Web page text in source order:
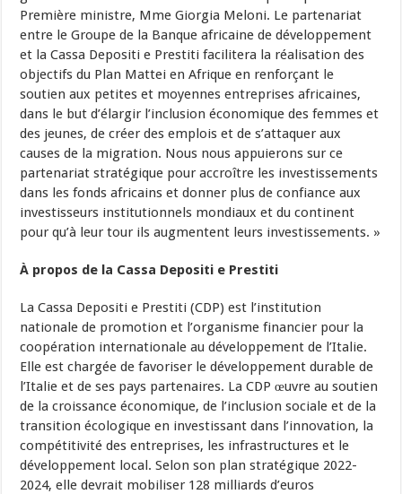
Première ministre, Mme Giorgia Meloni. Le partenariat
entre le Groupe de la Banque africaine de développement
et la Cassa Depositi e Prestiti facilitera la réalisation des
objectifs du Plan Mattei en Afrique en renforçant le
soutien aux petites et moyennes entreprises africaines,
dans le but d’élargir l’inclusion économique des femmes et
des jeunes, de créer des emplois et de s’attaquer aux
causes de la migration. Nous nous appuierons sur ce
partenariat stratégique pour accroître les investissements
dans les fonds africains et donner plus de confiance aux
investisseurs institutionnels mondiaux et du continent
pour qu’à leur tour ils augmentent leurs investissements. »
À propos de la Cassa Depositi e Prestiti
La Cassa Depositi e Prestiti (CDP) est l’institution
nationale de promotion et l’organisme financier pour la
coopération internationale au développement de l’Italie.
Elle est chargée de favoriser le développement durable de
l’Italie et de ses pays partenaires. La CDP œuvre au soutien
de la croissance économique, de l’inclusion sociale et de la
transition écologique en investissant dans l’innovation, la
compétitivité des entreprises, les infrastructures et le
développement local. Selon son plan stratégique 2022-
2024, elle devrait mobiliser 128 milliards d’euros